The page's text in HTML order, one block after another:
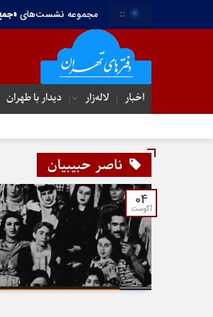
:: مجموعه نشست‌های
اخبار لاله‌زار دیدار با طهران
ناصر حبیبیان
04
آگوست